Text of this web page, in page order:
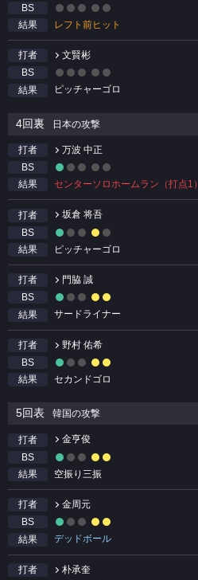
BS
結果
レフト前ヒット
打者
文賢彬
BS
結果
ピッチャーゴロ
4回裏 日本の攻撃
打者
万波 中正
BS
結果
センターソロホームラン（打点1）
打者
坂倉 将吾
BS
結果
ピッチャーゴロ
打者
門脇 誠
BS
結果
サードライナー
打者
野村 佑希
BS
結果
セカンドゴロ
5回表 韓国の攻撃
打者
金亨俊
BS
結果
空振り三振
打者
金周元
BS
結果
デッドボール
打者
朴承奎